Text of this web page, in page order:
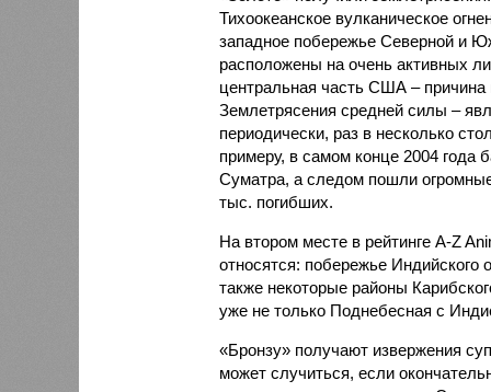
Тихоокеанское вулканическое
западное побережье Северной и
расположены на очень активных
центральная часть США –
Землетрясения средней силы –
периодически, раз в несколько
примеру, в самом конце 2004 года
Суматра, а следом пошли
тыс. погибших.
На втором месте в рейтинге A-Z
относятся: побережье
также некоторые районы
уже не только Поднебесная с
«Бронзу» получают извержения
может случиться, если